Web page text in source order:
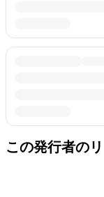
この発行者の